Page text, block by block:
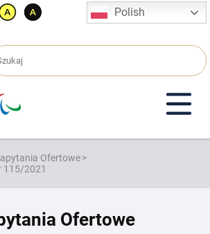
Polish
Ofertowe>
115/2021
Ofertowe